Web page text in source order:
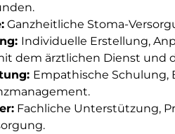
Ganzheitliche Stoma-
Individuelle Erstellung,
dem ärztlichen Dienst und
Empathische
Fachliche Unterstützung,